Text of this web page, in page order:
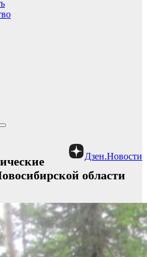
Дзен.Новости
области